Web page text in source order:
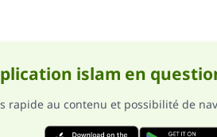
islam en
rapide au contenu et possibilité de